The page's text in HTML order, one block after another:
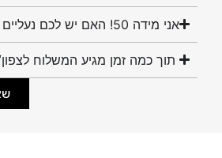
אני מידה 50! האם יש לכם נעליים במידה שלי?
תוך כמה זמן מגיע המשלוח